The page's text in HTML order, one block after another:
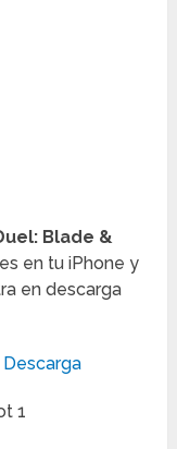
Blade &
en tu iPhone y
en descarga
Descarga